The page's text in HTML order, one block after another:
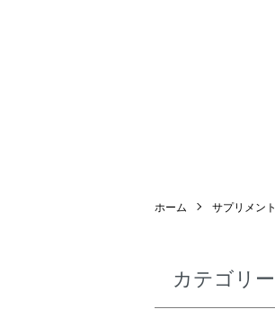
ホーム サプリメント
カテゴリー